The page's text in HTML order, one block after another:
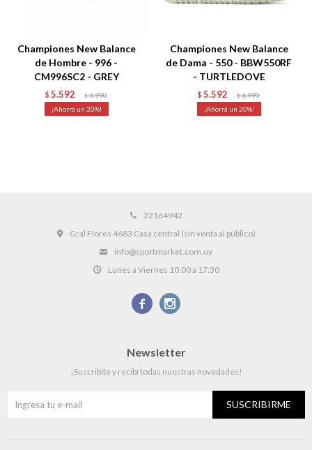
Championes New Balance
de Hombre - 996 -
CM996SC2 - GREY
$ 5.592 $ 6.990
20
Championes New Balance
de Dama - 550 - BBW550RF
- TURTLEDOVE
$ 5.592 $ 6.990
20
22164942
Gral Flores 4683 Casa central (sin venta al público)
info@sportmarket.com.uy
Lunes a Viernes 10:00 a 17:30
 
Newsletter
¡Suscribite y recibí todas nuestras novedades!
SUSCRIBIRME